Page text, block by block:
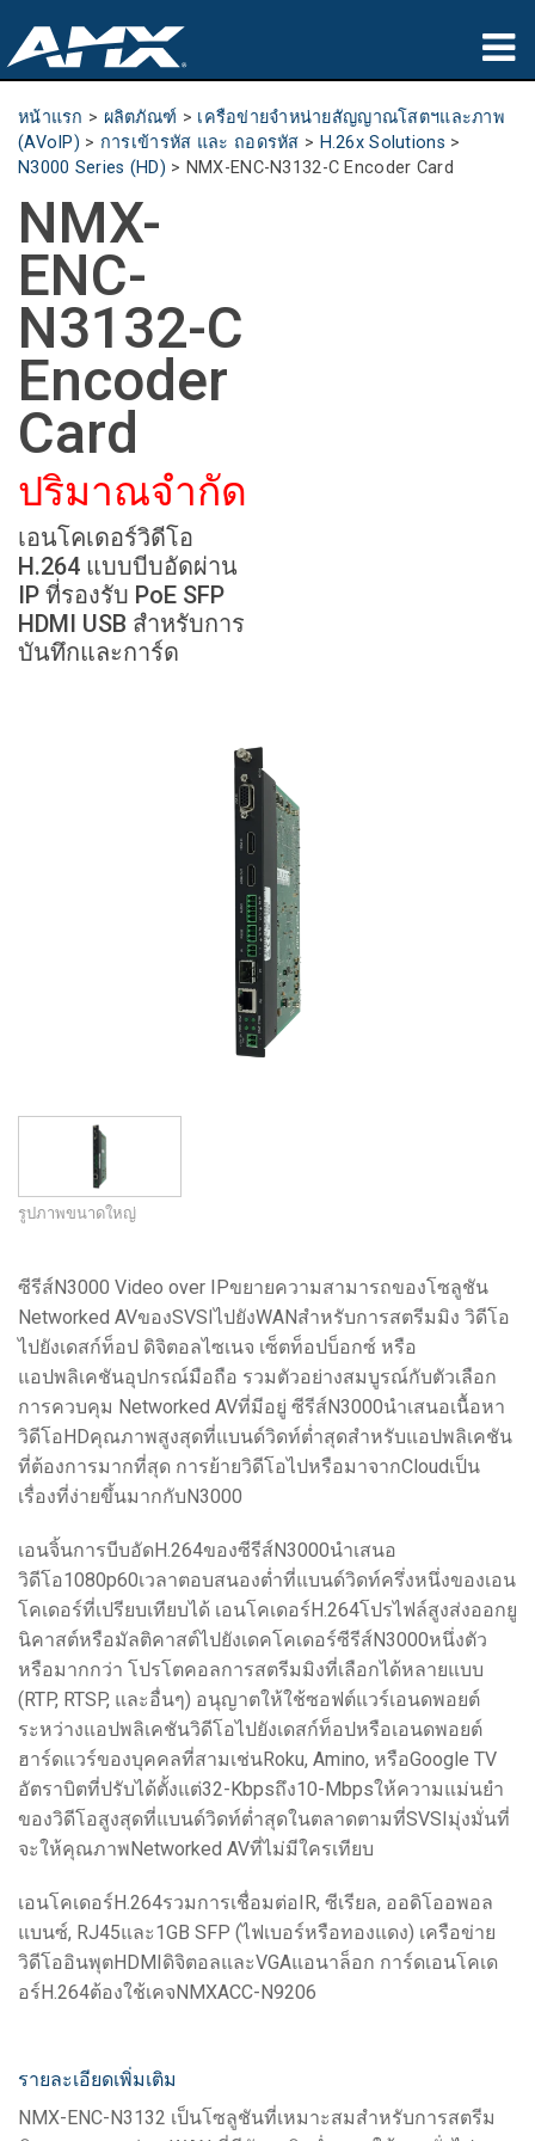
ผลิตภัณฑ์
การประยุกต์ใช้
Partners
ที่ซื้อสินค้า
การฝึกอบรม
การสนับสนุน
เกี่ยวกับ
ภาษา/ภูมิภาค
หน้าแรก > ผลิตภัณฑ์ > เครือข่ายจำหน่ายสัญญาณโสตฯและภาพ
(AVoIP) > การเข้ารหัส และ ถอดรหัส > H.26x Solutions >
N3000 Series (HD) > NMX-ENC-N3132-C Encoder Card
NMX-
ENC-
N3132-C
Encoder
Card
ปริมาณจำกัด
เอนโคเดอร์วิดีโอ
H.264 แบบบีบอัดผ่าน
IP ที่รองรับ PoE SFP
HDMI USB สำหรับการ
บันทึกและการ์ด
รูปภาพขนาดใหญ่
ซีรีส์N3000 Video over IPขยายความสามารถของโซลูชัน
Networked AVของSVSIไปยังWANสำหรับการสตรีมมิง วิดีโอ
ไปยังเดสก์ท็อป ดิจิตอลไซเนจ เซ็ตท็อปบ็อกซ์ หรือ
แอปพลิเคชันอุปกรณ์มือถือ รวมตัวอย่างสมบูรณ์กับตัวเลือก
การควบคุม Networked AVที่มีอยู่ ซีรีส์N3000นำเสนอเนื้อหา
วิดีโอHDคุณภาพสูงสุดที่แบนด์วิดท์ต่ำสุดสำหรับแอปพลิเคชัน
ที่ต้องการมากที่สุด การย้ายวิดีโอไปหรือมาจากCloudเป็น
เรื่องที่ง่ายขึ้นมากกับN3000
เอนจิ้นการบีบอัดH.264ของซีรีส์N3000นำเสนอ
วิดีโอ1080p60เวลาตอบสนองต่ำที่แบนด์วิดท์ครึ่งหนึ่งของเอน
โคเดอร์ที่เปรียบเทียบได้ เอนโคเดอร์H.264โปรไฟล์สูงส่งออกยู
นิคาสต์หรือมัลติคาสต์ไปยังเดคโคเดอร์ซีรีส์N3000หนึ่งตัว
หรือมากกว่า โปรโตคอลการสตรีมมิงที่เลือกได้หลายแบบ
(RTP, RTSP, และอื่นๆ) อนุญาตให้ใช้ซอฟต์แวร์เอนดพอยต์
ระหว่างแอปพลิเคชันวิดีโอไปยังเดสก์ท็อปหรือเอนดพอยต์
ฮาร์ดแวร์ของบุคคลที่สามเช่นRoku, Amino, หรือGoogle TV
อัตราบิตที่ปรับได้ตั้งแต่32-Kbpsถึง10-Mbpsให้ความแม่นยำ
ของวิดีโอสูงสุดที่แบนด์วิดท์ต่ำสุดในตลาดตามที่SVSIมุ่งมั่นที่
จะให้คุณภาพNetworked AVที่ไม่มีใครเทียบ
เอนโคเดอร์H.264รวมการเชื่อมต่อIR, ซีเรียล, ออดิโออพอล
แบนซ์, RJ45และ1GB SFP (ไฟเบอร์หรือทองแดง) เครือข่าย
วิดีโออินพุตHDMIดิจิตอลและVGAแอนาล็อก การ์ดเอนโคเด
อร์H.264ต้องใช้เคจNMXACC-N9206
รายละเอียดเพิ่มเติม
NMX-ENC-N3132 เป็นโซลูชันที่เหมาะสมสำหรับการสตรีม